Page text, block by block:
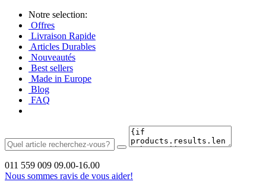
Notre selection:
Offres
Livraison Rapide
Articles Durables
Nouveautés
Best sellers
Made in Europe
Blog
FAQ
011 559 009 09.00-16.00
Nous sommes ravis de vous aider!